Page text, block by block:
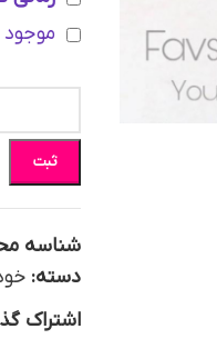
ثبت
شناسه
دسته:
اشتراک